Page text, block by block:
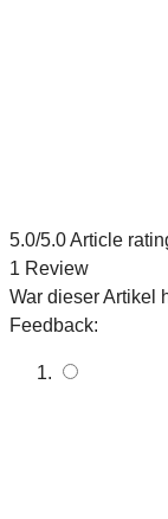
5.0/5.0Article
1 Review
War dieser Artikel
Feedback: